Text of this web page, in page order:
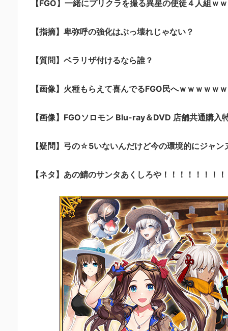
【FGO】一緒にプリクラを撮る異星の使徒４人組
【指摘】卑弥呼の強化はぶっ壊れじゃない？
【質問】ベラリザ付けるなら誰？
【画像】火種もらえて喜んでるFGO民へｗｗｗｗｗ
【画像】FGOソロモン Blu-ray＆DVD 店舗共
【疑問】弓の☆5いないんだけど今の環境的にジャ
【ネタ】あの鯖のサンタあくしろや！！！！！！！